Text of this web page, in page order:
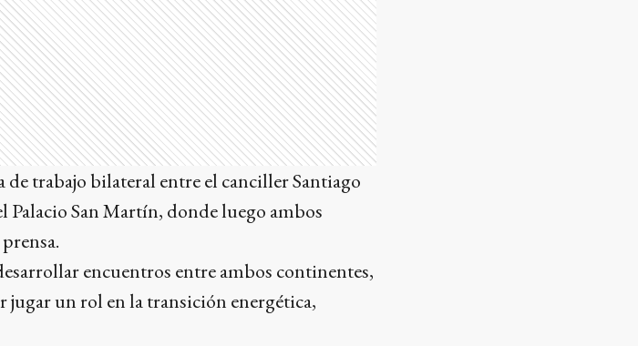
trabajo bilateral entre el canciller Santiago
Palacio San Martín, donde luego ambos
encuentros entre ambos continentes,
jugar un rol en la transición energética,